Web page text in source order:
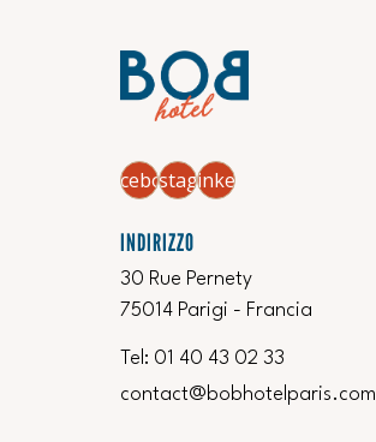
facebook
Instagram
Linkedin
INDIRIZZO
30 Rue Pernety
75014 Parigi - Francia
Tel: ‍01 40 43 02 33
contact@bobhotelparis.com